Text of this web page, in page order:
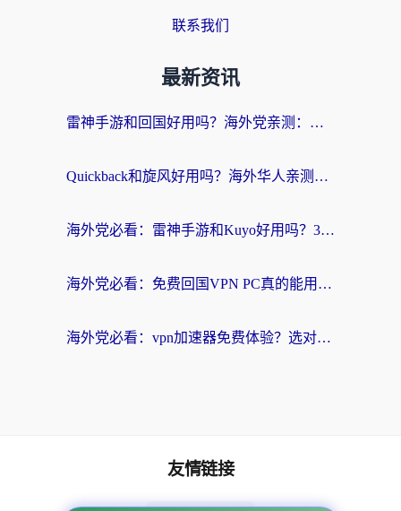
联系我们
最新资讯
雷神手游和回国好用吗？海外党亲测：选对加速器才能无缝刷剧打游戏
Quickback和旋风好用吗？海外华人亲测：选对回国加速器才能无缝看央视5
海外党必看：雷神手游和Kuyo好用吗？3款回国加速器实测+避坑指南
海外党必看：免费回国VPN PC真的能用？附国内高速VPN选择全攻略
海外党必看：vpn加速器免费体验？选对回国加速器才能无缝刷国内剧玩国服
友情链接